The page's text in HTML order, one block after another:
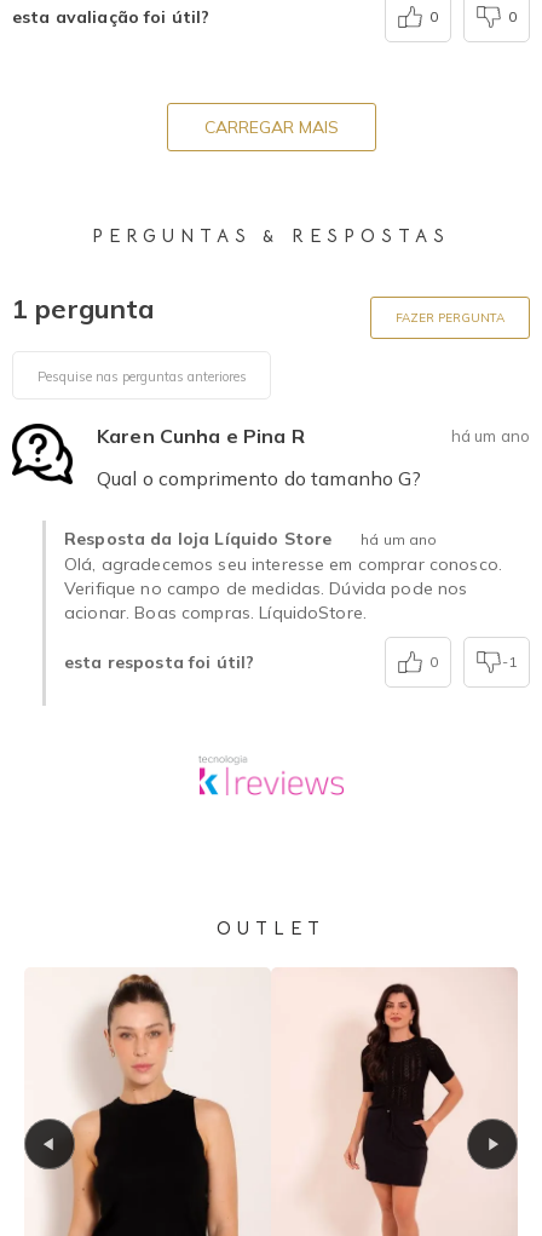
esta avaliação foi útil? 0 0
CARREGAR MAIS
PERGUNTAS & RESPOSTAS
1 pergunta FAZER PERGUNTA
Karen Cunha e Pina R há um ano
Qual o comprimento do tamanho G?
Resposta da loja Líquido Store há um ano
Olá, agradecemos seu interesse em comprar conosco.
Verifique no campo de medidas. Dúvida pode nos
acionar. Boas compras. LíquidoStore.
esta resposta foi útil? 0 -1
OUTLET